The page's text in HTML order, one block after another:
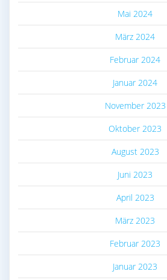
Mai 2024
März 2024
Februar 2024
Januar 2024
November 2023
Oktober 2023
August 2023
Juni 2023
April 2023
März 2023
Februar 2023
Januar 2023